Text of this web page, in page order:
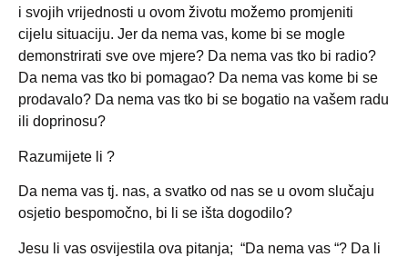
i svojih vrijednosti u ovom životu možemo promjeniti
cijelu situaciju. Jer da nema vas, kome bi se mogle
demonstrirati sve ove mjere? Da nema vas tko bi radio?
Da nema vas tko bi pomagao? Da nema vas kome bi se
prodavalo? Da nema vas tko bi se bogatio na vašem radu
ili doprinosu?
Razumijete li ?
Da nema vas tj. nas, a svatko od nas se u ovom slučaju
osjetio bespomočno, bi li se išta dogodilo?
Jesu li vas osvijestila ova pitanja; “Da nema vas “? Da li